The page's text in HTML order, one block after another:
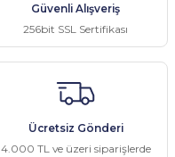
Güvenli Alışveriş
256bit SSL Sertifikası
Ücretsiz Gönderi
4.000 TL ve üzeri siparişlerde